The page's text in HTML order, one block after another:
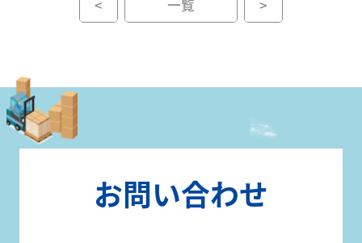
< 一覧 >
お問い合わせ